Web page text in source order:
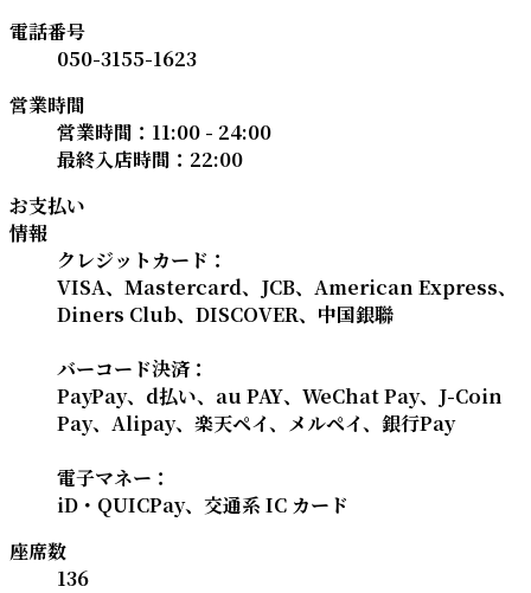
電話番号
050-3155-1623
営業時間
営業時間：11:00 - 24:00
最終入店時間：22:00
お支払い
情報
クレジットカード：
VISA、Mastercard、JCB、American Express、
Diners Club、DISCOVER、中国銀聯
バーコード決済：
PayPay、d払い、au PAY、WeChat Pay、J-Coin
Pay、Alipay、楽天ペイ、メルペイ、銀行Pay
電子マネー：
iD・QUICPay、交通系 IC カード
座席数
136